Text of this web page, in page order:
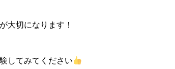
大切になります！
してみてください